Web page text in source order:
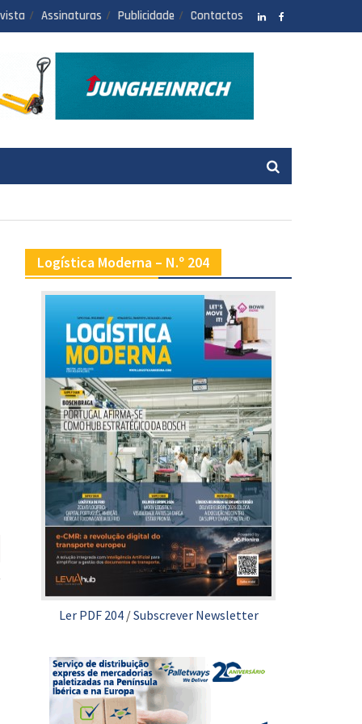
Assinaturas Publicidade Contactos
Logística Moderna – N.º 204
Ler PDF 204/Subscrever Newsletter